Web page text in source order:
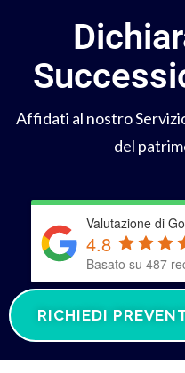
Affidati al nostro
del
Valutazione di
4.8
Basato su 487
RICHIEDI